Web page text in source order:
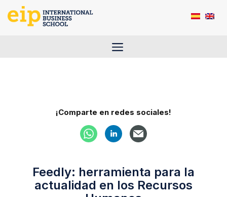
Saltar
Menú
¡Comparte en redes sociales!
Feedly: herramienta para la
actualidad en los Recursos